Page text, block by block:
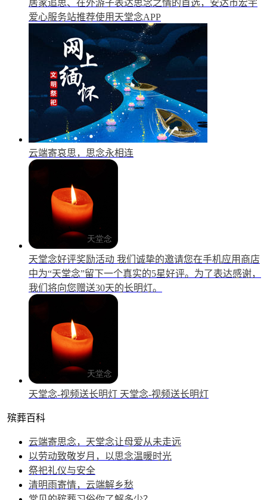
居家追思、在外游子表达思念之情的首选，安达市宏宇
爱心服务站推荐使用天堂念APP
云端寄哀思，思念永相连
天堂念好评奖励活动 我们诚挚的邀请您在手机应用商店
中为“天堂念”留下一个真实的5星好评。为了表达感谢，
我们将向您赠送30天的长明灯。
天堂念-视频送长明灯 天堂念-视频送长明灯
殡葬百科
云端寄思念，天堂念让母爱从未走远
以劳动致敬岁月，以思念温暖时光
祭祀礼仪与安全
清明雨寄情，云端解乡愁